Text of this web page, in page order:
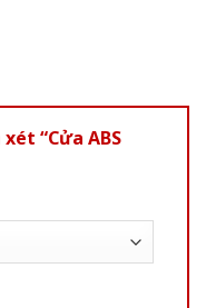
“Cửa ABS